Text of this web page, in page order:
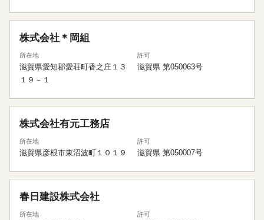
株式会社＊岡組
所在地
滋賀県愛知郡愛荘町香之庄１３
１９－１
許可
滋賀県 第050063号
株式会社有元工務店
所在地
滋賀県彦根市東沼波町１０１９
許可
滋賀県 第050007号
春日建設株式会社
所在地 許可